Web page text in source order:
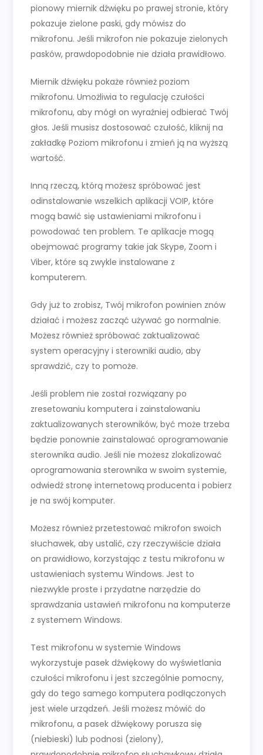
pionowy miernik dźwięku po prawej stronie, który
pokazuje zielone paski, gdy mówisz do
mikrofonu. Jeśli mikrofon nie pokazuje zielonych
pasków, prawdopodobnie nie działa prawidłowo.
Miernik dźwięku pokaże również poziom
mikrofonu. Umożliwia to regulację czułości
mikrofonu, aby mógł on wyraźniej odbierać Twój
głos. Jeśli musisz dostosować czułość, kliknij na
zakładkę Poziom mikrofonu i zmień ją na wyższą
wartość.
Inną rzeczą, którą możesz spróbować jest
odinstalowanie wszelkich aplikacji VOIP, które
mogą bawić się ustawieniami mikrofonu i
powodować ten problem. Te aplikacje mogą
obejmować programy takie jak Skype, Zoom i
Viber, które są zwykle instalowane z
komputerem.
Gdy już to zrobisz, Twój mikrofon powinien znów
działać i możesz zacząć używać go normalnie.
Możesz również spróbować zaktualizować
system operacyjny i sterowniki audio, aby
sprawdzić, czy to pomoże.
Jeśli problem nie został rozwiązany po
zresetowaniu komputera i zainstalowaniu
zaktualizowanych sterowników, być może trzeba
będzie ponownie zainstalować oprogramowanie
sterownika audio. Jeśli nie możesz zlokalizować
oprogramowania sterownika w swoim systemie,
odwiedź stronę internetową producenta i pobierz
je na swój komputer.
Możesz również przetestować mikrofon swoich
słuchawek, aby ustalić, czy rzeczywiście działa
on prawidłowo, korzystając z testu mikrofonu w
ustawieniach systemu Windows. Jest to
niezwykle proste i przydatne narzędzie do
sprawdzania ustawień mikrofonu na komputerze
z systemem Windows.
Test mikrofonu w systemie Windows
wykorzystuje pasek dźwiękowy do wyświetlania
czułości mikrofonu i jest szczególnie pomocny,
gdy do tego samego komputera podłączonych
jest wiele urządzeń. Jeśli możesz mówić do
mikrofonu, a pasek dźwiękowy porusza się
(niebieski) lub podnosi (zielony),